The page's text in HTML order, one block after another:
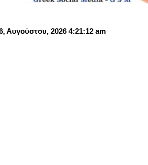
Αυγούστου, 2026 4:21:14 am